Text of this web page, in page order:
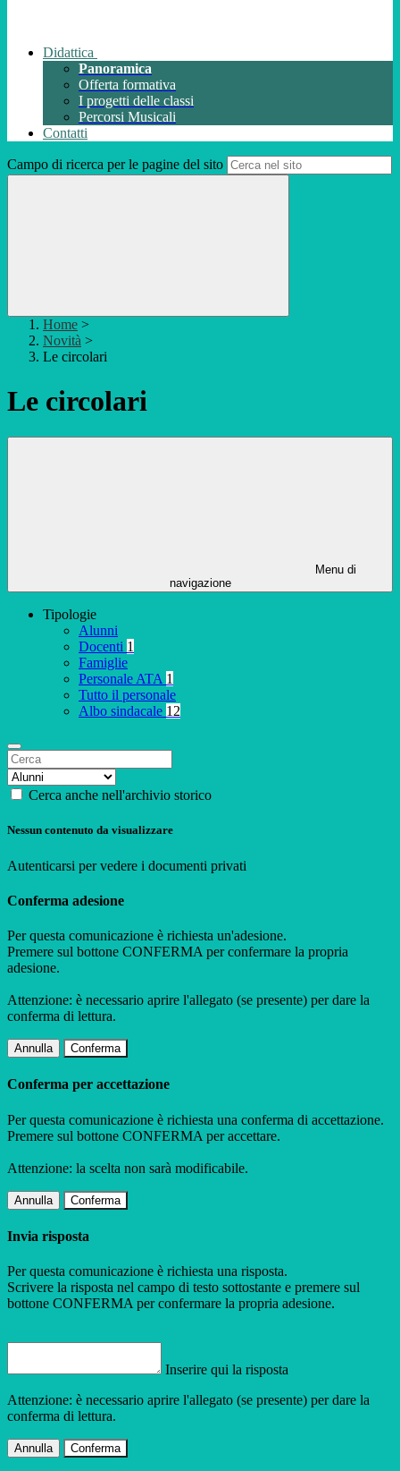
Didattica
Panoramica
Offerta formativa
I progetti delle classi
Percorsi Musicali
Contatti
Campo di ricerca per le pagine del sito
Home >
Novità >
Le circolari
Le circolari
Menu di
navigazione
Tipologie
Alunni
Docenti 1
Famiglie
Personale ATA 1
Tutto il personale
Albo sindacale 12
Cerca anche nell'archivio storico
Nessun contenuto da visualizzare
Autenticarsi per vedere i documenti privati
Conferma adesione
Per questa comunicazione è richiesta un'adesione.
Premere sul bottone CONFERMA per confermare la propria
adesione.
Attenzione: è necessario aprire l'allegato (se presente) per dare la
conferma di lettura.
Annulla Conferma
Conferma per accettazione
Per questa comunicazione è richiesta una conferma di accettazione.
Premere sul bottone CONFERMA per accettare.
Attenzione: la scelta non sarà modificabile.
Annulla Conferma
Invia risposta
Per questa comunicazione è richiesta una risposta.
Scrivere la risposta nel campo di testo sottostante e premere sul
bottone CONFERMA per confermare la propria adesione.
Inserire qui la risposta
Attenzione: è necessario aprire l'allegato (se presente) per dare la
conferma di lettura.
Annulla Conferma